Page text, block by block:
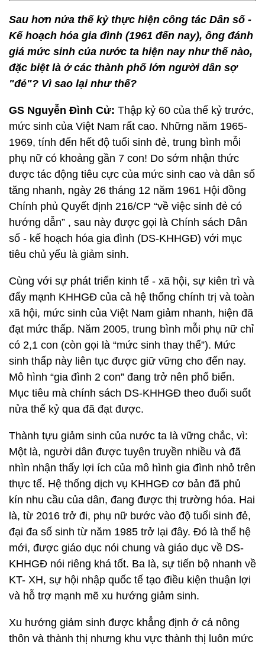
Sau hơn nửa thế kỷ thực hiện công tác Dân số -
Kế hoạch hóa gia đình (1961 đến nay), ông đánh
giá mức sinh của nước ta hiện nay như thế nào,
đặc biệt là ở các thành phố lớn người dân sợ
"đẻ"? Vì sao lại như thế?
GS Nguyễn Đình Cử: Thập kỷ 60 của thế kỷ trước,
mức sinh của Việt Nam rất cao. Những năm 1965-
1969, tính đến hết độ tuổi sinh đẻ, trung bình mỗi
phụ nữ có khoảng gần 7 con! Do sớm nhận thức
được tác động tiêu cực của mức sinh cao và dân số
tăng nhanh, ngày 26 tháng 12 năm 1961 Hội đồng
Chính phủ Quyết định 216/CP “về việc sinh đẻ có
hướng dẫn” , sau này được gọi là Chính sách Dân
số - kế hoạch hóa gia đình (DS-KHHGĐ) với mục
tiêu chủ yếu là giảm sinh.
Cùng với sự phát triển kinh tế - xã hội, sự kiên trì và
đẩy mạnh KHHGĐ của cả hệ thống chính trị và toàn
xã hội, mức sinh của Việt Nam giảm nhanh, hiện đã
đạt mức thấp. Năm 2005, trung bình mỗi phụ nữ chỉ
có 2,1 con (còn gọi là “mức sinh thay thế”). Mức
sinh thấp này liên tục được giữ vững cho đến nay.
Mô hình “gia đình 2 con” đang trở nên phổ biến.
Mục tiêu mà chính sách DS-KHHGĐ theo đuổi suốt
nửa thế kỷ qua đã đạt được.
Thành tựu giảm sinh của nước ta là vững chắc, vì:
Một là, người dân được tuyên truyền nhiều và đã
nhìn nhận thấy lợi ích của mô hình gia đình nhỏ trên
thực tế. Hệ thống dịch vụ KHHGĐ cơ bản đã phủ
kín nhu cầu của dân, đang được thị trường hóa. Hai
là, từ 2016 trở đi, phụ nữ bước vào độ tuổi sinh đẻ,
đại đa số sinh từ năm 1985 trở lại đây. Đó là thế hệ
mới, được giáo dục nói chung và giáo dục về DS-
KHHGĐ nói riêng khá tốt. Ba là, sự tiến bộ nhanh về
KT- XH, sự hội nhập quốc tế tạo điều kiện thuận lợi
và hỗ trợ mạnh mẽ xu hướng giảm sinh.
Xu hướng giảm sinh được khẳng định ở cả nông
thôn và thành thị nhưng khu vực thành thị luôn mức